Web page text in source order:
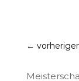
←